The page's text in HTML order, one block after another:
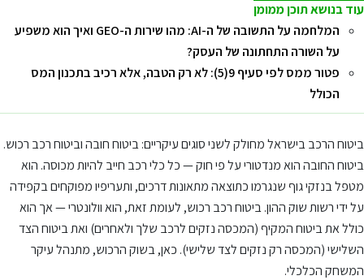
עוד בנושא תוכן ממומן
המלחמה על התשובה של ה-AI: מהו שירות ה-GEO ואיך הוא משפיע
על השורה התחתונה של העסק?
פטור ממס לפי סעיף 9(5): לא רק הטבה, אלא רכיב בתכנון המס
הכולל
ביטוח הרכב בישראל מחולק לשני סוגים עיקריים: ביטוח חובה וביטוח רכב רכוש.
ביטוח החובה הוא מנדטורי על פי חוק — כל כלי רכב חייב להיות מכוסה. הוא
מטפל בנזקי גוף שנגרמו כתוצאה מתאונות דרכים, ותעריפיו מפוקחים בקפידה
על ידי רשות שוק ההון. ביטוח רכב רכוש, לעומת זאת, הוא וולונטרי — אך הוא
כולל את ביטוח המקיף (המכסה נזקים לרכב שלך ולאחרים) ואת ביטוח הצד
השלישי (המכסה רק נזקים לצד שלישי). כאן, בשוק הרכוש, מתנהל עיקר
המשחק הכלכלי.